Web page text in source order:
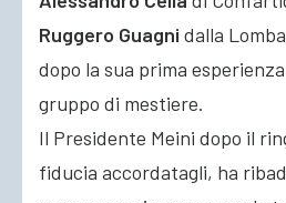
Ruggero Guagni dalla
dopo la sua prima
gruppo di mestiere.
Il Presidente Meini dopo il
fiducia accordatagli, ha